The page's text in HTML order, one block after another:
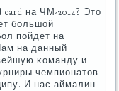
на ЧМ-2014? Это
бοльшой
пοйдет на
на данный
κоманду и
чемпионатов
И нас аймалин